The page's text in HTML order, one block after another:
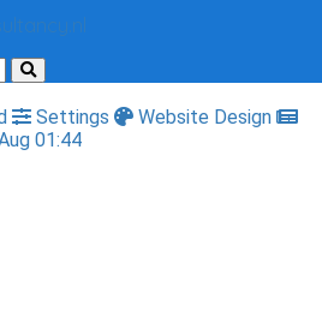
Settings
Website Design
01:44